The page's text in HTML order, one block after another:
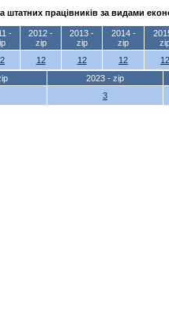
працівників за видами
-
2012 -
zip
2013 -
zip
2014 -
zip
12 12 12
12
2023 - zip
3